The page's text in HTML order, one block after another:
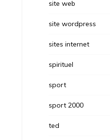
site web
site wordpress
sites internet
spirituel
sport
sport 2000
ted